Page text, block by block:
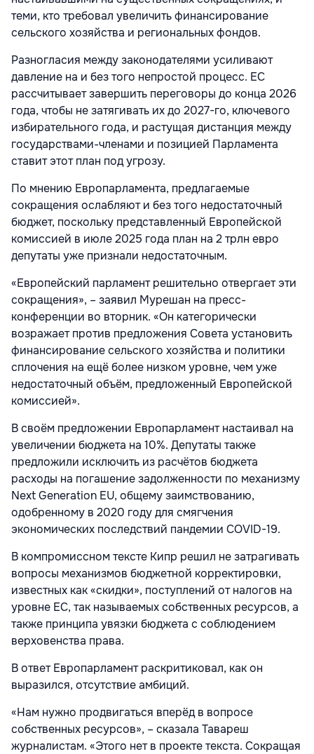
теми, кто требовал увеличить финансирование
сельского хозяйства и региональных фондов.
Разногласия между законодателями усиливают
давление на и без того непростой процесс. ЕС
рассчитывает завершить переговоры до конца 2026
года, чтобы не затягивать их до 2027-го, ключевого
избирательного года, и растущая дистанция между
государствами-членами и позицией Парламента
ставит этот план под угрозу.
По мнению Европарламента, предлагаемые
сокращения ослабляют и без того недостаточный
бюджет, поскольку представленный Европейской
комиссией в июле 2025 года план на 2 трлн евро
депутаты уже признали недостаточным.
«Европейский парламент решительно отвергает эти
сокращения», – заявил Мурешан на пресс-
конференции во вторник. «Он категорически
возражает против предложения Совета установить
финансирование сельского хозяйства и политики
сплочения на ещё более низком уровне, чем уже
недостаточный объём, предложенный Европейской
комиссией».
В своём предложении Европарламент настаивал на
увеличении бюджета на 10%. Депутаты также
предложили исключить из расчётов бюджета
расходы на погашение задолженности по механизму
Next Generation EU, общему заимствованию,
одобренному в 2020 году для смягчения
экономических последствий пандемии COVID-19.
В компромиссном тексте Кипр решил не затрагивать
вопросы механизмов бюджетной корректировки,
известных как «скидки», поступлений от налогов на
уровне ЕС, так называемых собственных ресурсов, а
также принципа увязки бюджета с соблюдением
верховенства права.
В ответ Европарламент раскритиковал, как он
выразился, отсутствие амбиций.
«Нам нужно продвигаться вперёд в вопросе
собственных ресурсов», – сказала Тавареш
журналистам. «Этого нет в проекте текста. Сокращая